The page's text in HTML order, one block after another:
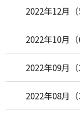
2022年12月（
2022年10月（
2022年09月（
2022年08月（